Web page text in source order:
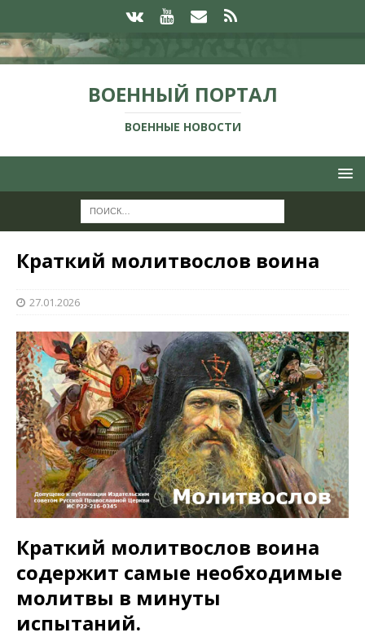
ВОЕННЫЙ ПОРТАЛ
ВОЕННЫЕ НОВОСТИ
Краткий молитвослов воина
27.01.2026
Краткий молитвослов воина
содержит самые необходимые
молитвы в минуты
испытаний.